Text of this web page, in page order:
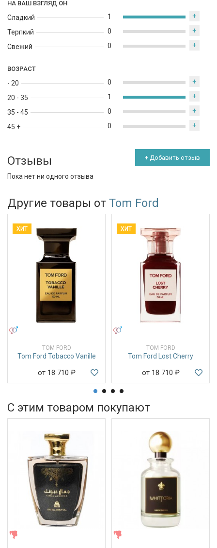
НА ВАШ ВЗГЛЯД ОН
Сладкий
Терпкий
Свежий
1 +
0 +
0 +
ВОЗРАСТ
- 20
20 - 35
35 - 45
45 +
0 +
1 +
0 +
0 +
Отзывы + Добавить отзыв
Пока нет ни одного отзыва
Другие товары от Tom Ford
ХИТ
TOM FORD
Tom Ford Tobacco Vanille
от 18 710 ₽
ХИТ
TOM FORD
Tom Ford Lost Cherry
от 18 710 ₽
С этим товаром покупают